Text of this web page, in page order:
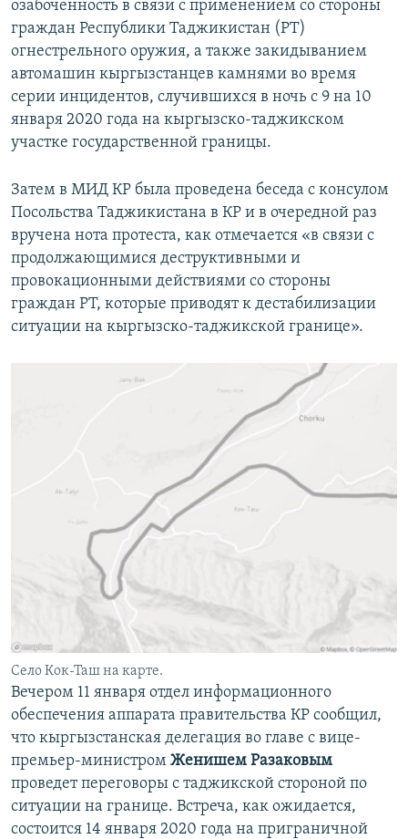
озабоченность в связи с применением со стороны
граждан Республики Таджикистан (РТ)
огнестрельного оружия, а также закидыванием
автомашин кыргызстанцев камнями во время
серии инцидентов, случившихся в ночь с 9 на 10
января 2020 года на кыргызско-таджикском
участке государственной границы.
Затем в МИД КР была проведена беседа с консулом
Посольства Таджикистана в КР и в очередной раз
вручена нота протеста, как отмечается «в связи с
продолжающимися деструктивными и
провокационными действиями со стороны
граждан РТ, которые приводят к дестабилизации
ситуации на кыргызско-таджикской границе».
Село Кок-Таш на карте.
Вечером 11 января отдел информационного
обеспечения аппарата правительства КР сообщил,
что кыргызстанская делегация во главе с вице-
премьер-министром Женишем Разаковым
проведет переговоры с таджикской стороной по
ситуации на границе. Встреча, как ожидается,
состоится 14 января 2020 года на приграничной